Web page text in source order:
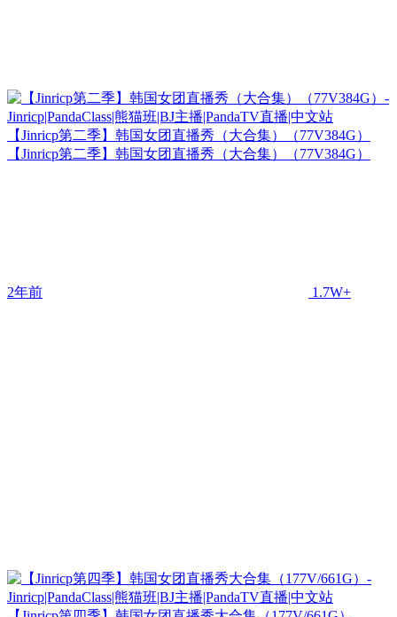
【Jinricp第二季】韩国女团直播秀（大合集）（77V384G）
【Jinricp第二季】韩国女团直播秀（大合集）（77V384G）
2年前 1.7W+